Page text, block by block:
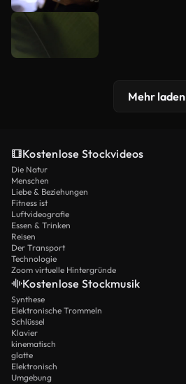
Mehr laden
Kostenlose Stockvideos
Die Natur
Menschen
Liebe & Beziehungen
Fitness ist
Luftvideografie
Essen & Trinken
Reisen
Der Transport
Technologie
Zoom virtuelle Hintergründe
Kostenlose Stockmusik
Synthese
Elektronische Trommeln
Schlüssel
Klavier
kinematisch
glatte
Elektronisch
Umgebung